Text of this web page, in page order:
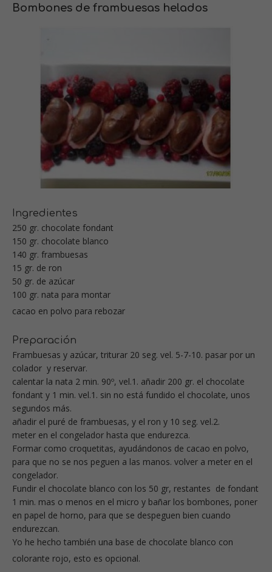
Bombones de frambuesas helados
Ingredientes
250 gr. chocolate fondant
150 gr. chocolate blanco
140 gr. frambuesas
15 gr. de ron
50 gr. de azúcar
100 gr. nata para montar
cacao en polvo para rebozar
Preparación
Frambuesas y azúcar, triturar 20 seg. vel. 5-7-10. pasar por un
colador y reservar.
calentar la nata 2 min. 90º, vel.1. añadir 200 gr. el chocolate
fondant y 1 min. vel.1. sin no está fundido el chocolate, unos
segundos más.
añadir el puré de frambuesas, y el ron y 10 seg. vel.2.
meter en el congelador hasta que endurezca.
Formar como croquetitas, ayudándonos de cacao en polvo,
para que no se nos peguen a las manos. volver a meter en el
congelador.
Fundir el chocolate blanco con los 50 gr, restantes de fondant
1 min. mas o menos en el micro y bañar los bombones, poner
en papel de horno, para que se despeguen bien cuando
endurezcan.
Yo he hecho también una base de chocolate blanco con
colorante rojo, esto es opcional.